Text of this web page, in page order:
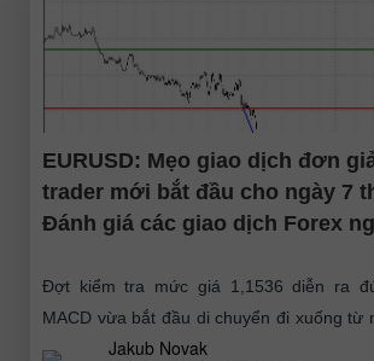
EURUSD: Mẹo giao dịch đơn
trader mới bắt đầu cho ngày 7
Đánh giá các giao dịch Forex
Đợt kiểm tra mức giá 1,1536 diễn ra
MACD vừa bắt đầu di chuyển đi xuống từ
điểm vào lệnh bán euro
Jakub Novak